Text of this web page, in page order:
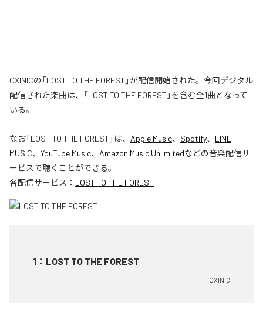
OXINICの「LOST TO THE FOREST」が配信開始された。今回デジタル
配信された楽曲は、「LOST TO THE FOREST」を含む全1曲となって
いる。
なお「LOST TO THE FOREST 」は、 Apple Music、 Spotify、 LINE
MUSIC、 YouTube Music、 Amazon Music Unlimitedなどの音楽配信サ
ービスで聴くことができる。
各配信サービス： LOST TO THE FOREST
1 ： LOST TO THE FOREST
OXINIC